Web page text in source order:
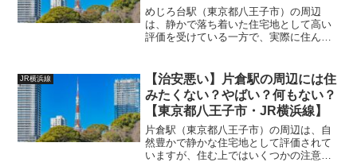
めじろ台駅（東京都八王子市）の周辺
は、静かで落ち着いた住宅地として高い
評価を受けている一方で、実際に住んで
も大きな問題はありませんが、完全に無
視できるわけではありません...
JR横浜線
【治安悪い】片倉駅の周辺には住
みたくない？やばい？何もない？
【東京都八王子市・JR横浜線】
片倉駅（東京都八王子市）の周辺は、自
然豊かで静かな住宅地として評価されて
いますが、住む上ではいくつかの注意点